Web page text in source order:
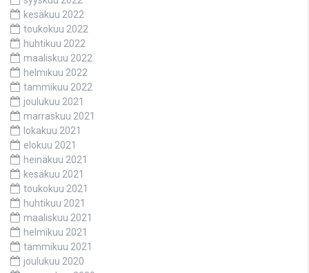
kesäkuu 2022
toukokuu 2022
huhtikuu 2022
maaliskuu 2022
helmikuu 2022
tammikuu 2022
joulukuu 2021
marraskuu 2021
lokakuu 2021
elokuu 2021
heinäkuu 2021
kesäkuu 2021
toukokuu 2021
huhtikuu 2021
maaliskuu 2021
helmikuu 2021
tammikuu 2021
joulukuu 2020